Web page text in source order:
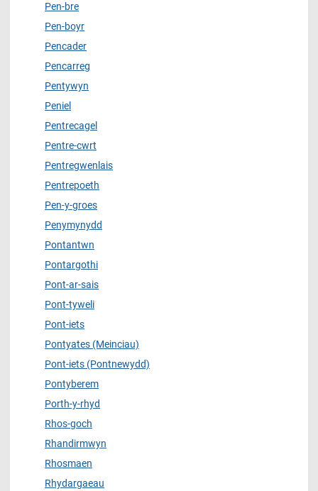
Pen-bre
Pen-boyr
Pencader
Pencarreg
Pentywyn
Peniel
Pentrecagel
Pentre-cwrt
Pentregwenlais
Pentrepoeth
Pen-y-groes
Penymynydd
Pontantwn
Pontargothi
Pont-ar-sais
Pont-tyweli
Pont-iets
Pontyates (Meinciau)
Pont-iets (Pontnewydd)
Pontyberem
Porth-y-rhyd
Rhos-goch
Rhandirmwyn
Rhosmaen
Rhydargaeau